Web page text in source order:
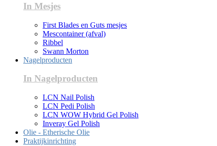
In Mesjes
First Blades en Guts mesjes
Mescontainer (afval)
Ribbel
Swann Morton
Nagelproducten
In Nagelproducten
LCN Nail Polish
LCN Pedi Polish
LCN WOW Hybrid Gel Polish
Inveray Gel Polish
Olie - Etherische Olie
Praktijkinrichting